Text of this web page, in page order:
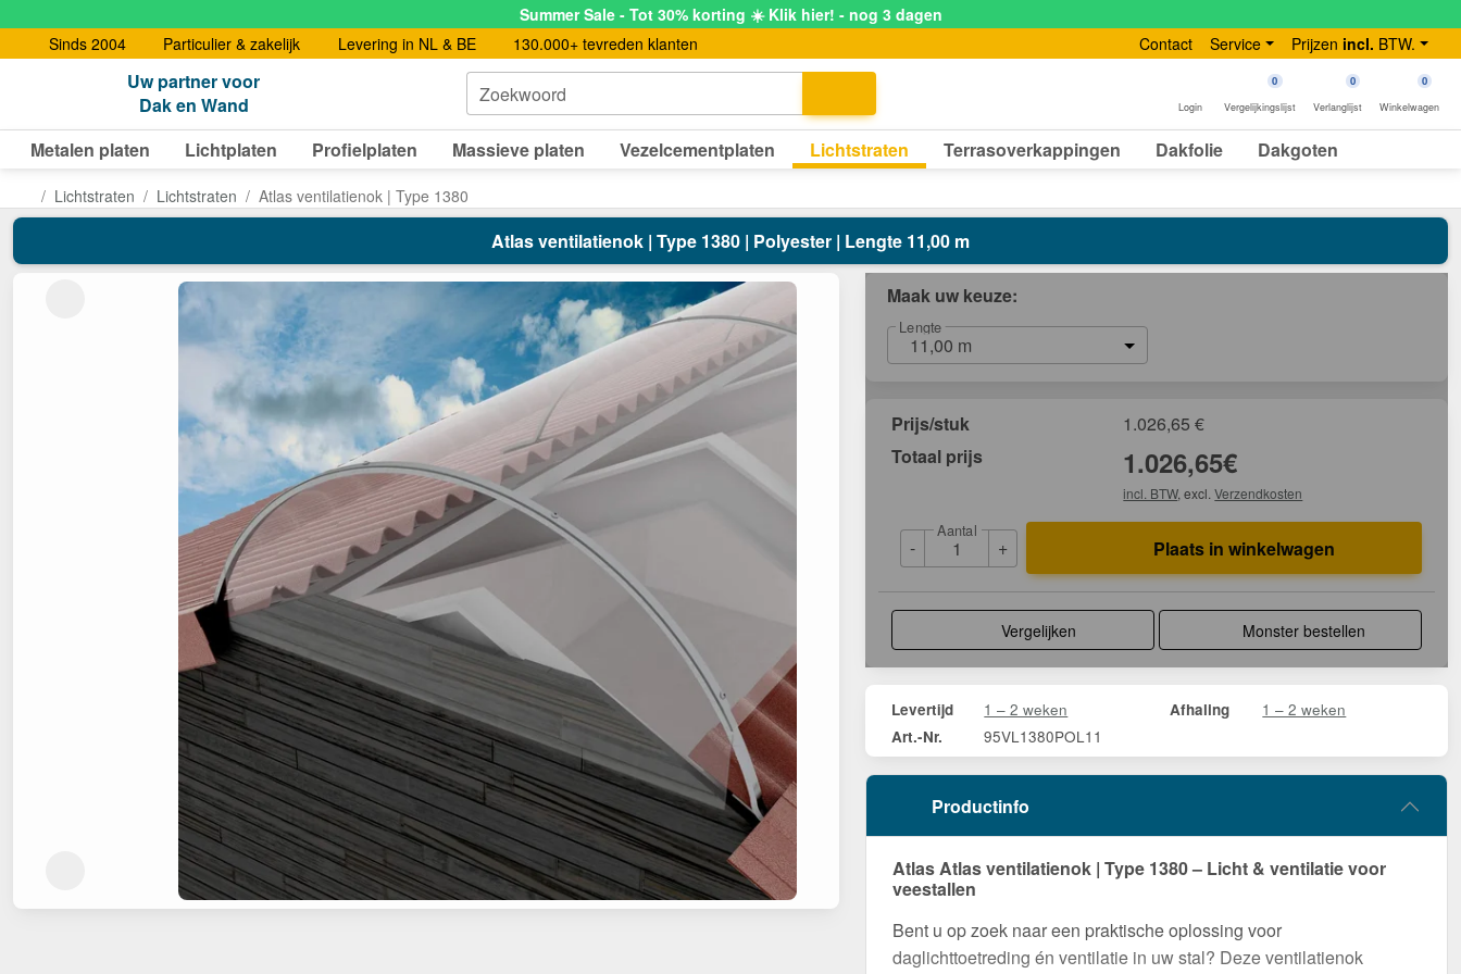
Summer Sale - Tot 30% korting ☀️ Klik hier! - nog 3 dagen
Sinds 2004
Particulier & zakelijk Levering in NL & BE 130.000+ tevreden klanten Contact Service Prijzen incl. BTW.
Uw partner voor
Dak en Wand
Zoekwoord
Login
0
Vergelijkingslijst
0
Verlanglijst
0
Winkelwagen
Metalen platen Lichtplaten Profielplaten Massieve platen Vezelcementplaten Lichtstraten Terrasoverkappingen Dakfolie Dakgoten
Lichtstraten Lichtstraten Atlas ventilatienok | Type 1380
Atlas ventilatienok | Type 1380 | Polyester | Lengte 11,00 m
Maak uw keuze:
Lengte
11,00 m
Prijs/stuk 1.026,65 €
Totaal prijs
1.026,65€
incl. BTW, excl.Verzendkosten
-
Aantal
+ Plaats in winkelwagen
Vergelijken Monster bestellen
Levertijd 1 – 2 weken Afhaling 1 – 2 weken
Art.-Nr. 95VL1380POL11
Productinfo
Atlas Atlas ventilatienok | Type 1380 – Licht & ventilatie voor
veestallen
Bent u op zoek naar een praktische oplossing voor
daglichttoetreding én ventilatie in uw stal? Deze ventilatienok